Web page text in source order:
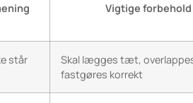
Vigtige forbehold
står
Skal lægges tæt,
fastgøres korrekt